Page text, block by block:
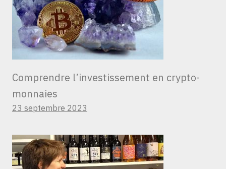
Comprendre l’investissement en crypto-
monnaies
23 septembre 2023